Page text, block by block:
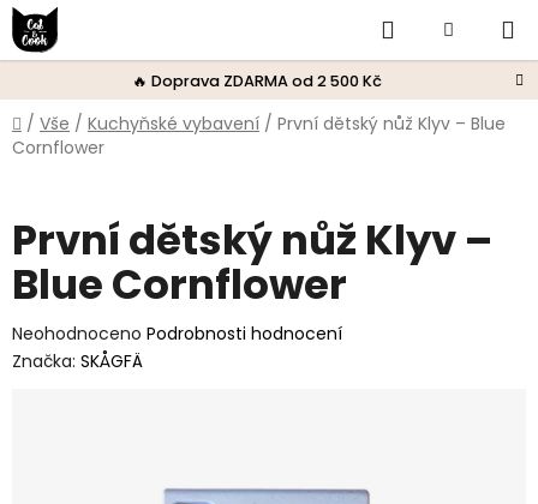
Přejít
na
obsah
🔥 Doprava ZDARMA od 2 500 Kč
HledatNákupní
košík
Domů
/ Vše / Kuchyňské vybavení / První dětský nůž Klyv – Blue
Cornflower
První dětský nůž Klyv –
Blue Cornflower
Průměrné
hodnocení
Neohodnoceno Podrobnosti hodnocení
Značka: SKÅGFÄ